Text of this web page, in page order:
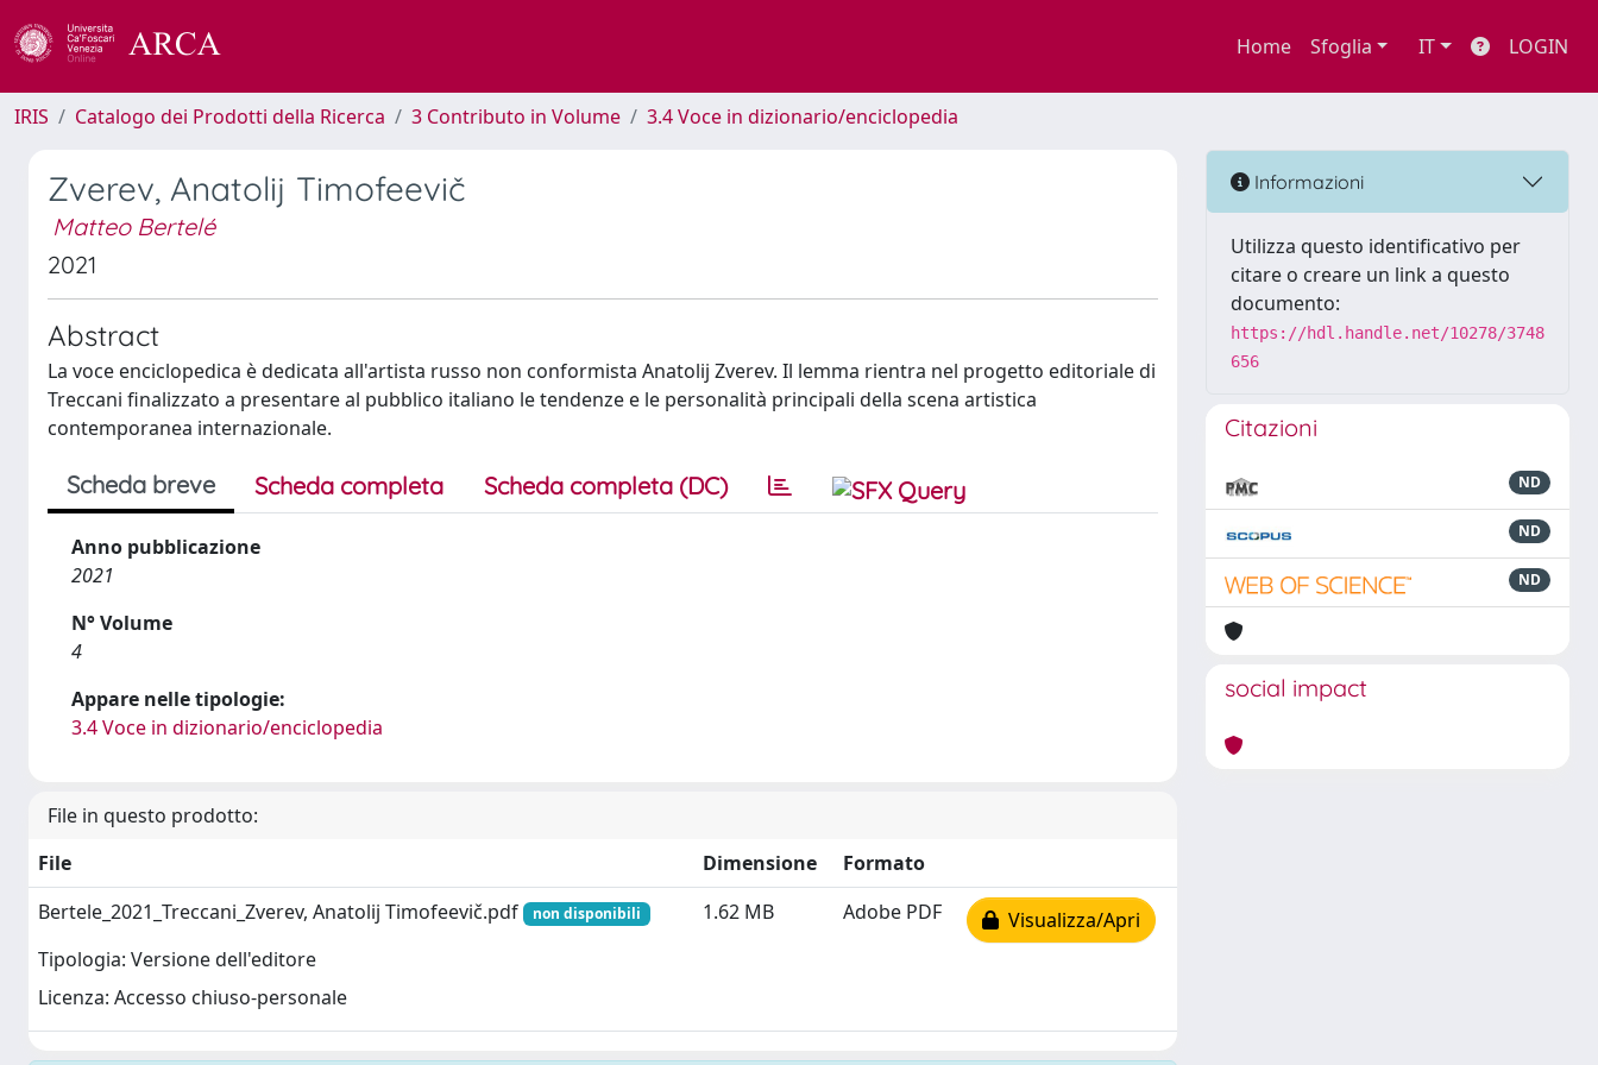
Home Sfoglia IT LOGIN
IRIS Catalogo dei Prodotti della Ricerca 3 Contributo in Volume 3.4 Voce in dizionario/enciclopedia
Zverev, Anatolij Timofeevič
Matteo Bertelé
2021
Abstract
La voce enciclopedica è dedicata all'artista russo non conformista Anatolij Zverev. Il lemma rientra nel progetto editoriale di
Treccani finalizzato a presentare al pubblico italiano le tendenze e le personalità principali della scena artistica
contemporanea internazionale.
Scheda breve Scheda completa Scheda completa (DC)
Anno pubblicazione
2021
N° Volume
4
Appare nelle tipologie:
3.4 Voce in dizionario/enciclopedia
File in questo prodotto:
File
Dimensione
Formato
Bertele_2021_Treccani_Zverev, Anatolij Timofeevič.pdf
non disponibili
Tipologia: Versione dell'editore
Licenza: Accesso chiuso-personale
1.62 MB Adobe PDF Visualizza/Apri
Informazioni
Utilizza questo identificativo per
citare o creare un link a questo
documento:
https://hdl.handle.net/10278/3748
656
Citazioni
ND
ND
ND
social impact